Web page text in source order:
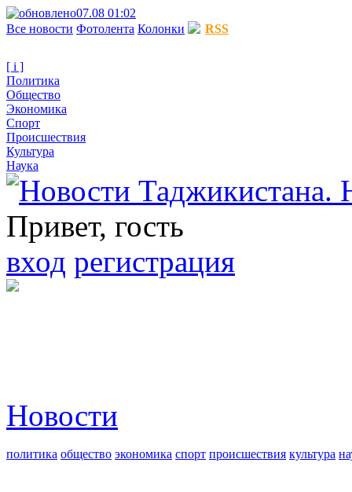
07.08 01:02
Все новости Фотолента Колонки RSS
[ i ]
Политика
Общество
Экономика
Спорт
Происшествия
Культура
Наука
Привет, гость
вход регистрация
Новости
политика общество экономика спорт происшествия культура